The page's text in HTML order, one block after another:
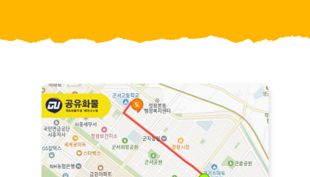
블로그